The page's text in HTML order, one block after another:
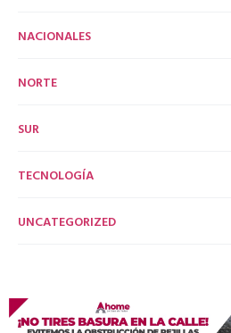
NACIONALES
NORTE
SUR
TECNOLOGÍA
UNCATEGORIZED